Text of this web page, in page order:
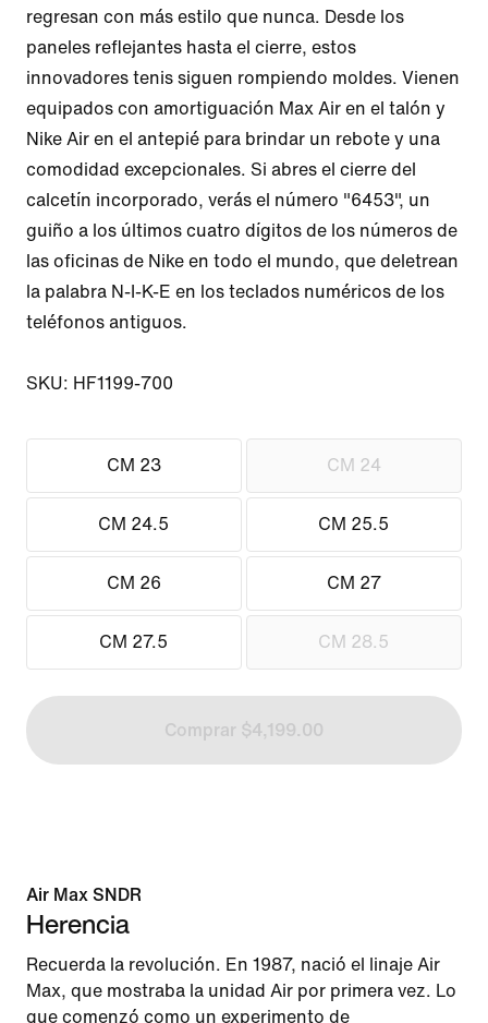
regresan con más estilo que nunca. Desde los
paneles reflejantes hasta el cierre, estos
innovadores tenis siguen rompiendo moldes. Vienen
equipados con amortiguación Max Air en el talón y
Nike Air en el antepié para brindar un rebote y una
comodidad excepcionales. Si abres el cierre del
calcetín incorporado, verás el número "6453", un
guiño a los últimos cuatro dígitos de los números de
las oficinas de Nike en todo el mundo, que deletrean
la palabra N-I-K-E en los teclados numéricos de los
teléfonos antiguos.
SKU: HF1199-700
CM 23 CM 24
CM 24.5 CM 25.5
CM 26 CM 27
CM 27.5 CM 28.5
Comprar $4,199.00
Air Max SNDR
Herencia
Recuerda la revolución. En 1987, nació el linaje Air
Max, que mostraba la unidad Air por primera vez. Lo
que comenzó como un experimento de